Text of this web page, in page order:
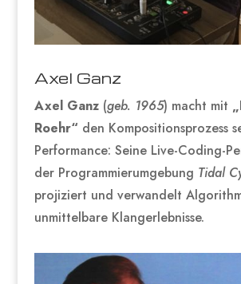
Axel Ganz
Axel Ganz(geb. 1965) macht mit
Roehr“ den Kompositionsprozess
Performance: Seine Live-Coding-
der Programmierumgebung Tidal
projiziert und verwandelt
unmittelbare Klangerlebnisse.